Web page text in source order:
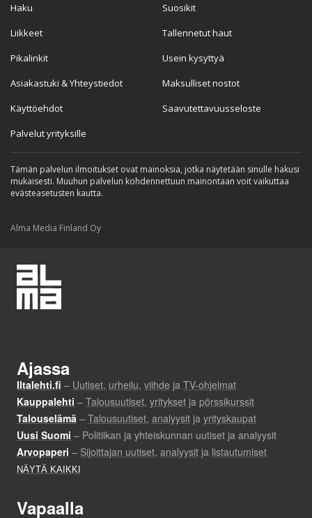
Haku
Liikkeet
Pikalinkit
Asiakastuki & Yhteystiedot
Käyttöehdot
Palvelut yrityksille
Suosikit
Tallennetut haut
Usein kysyttyä
Maksulliset nostot
Saavutettavuusseloste
Tämän palvelun ilmoitukset ovat mainoksia, jotka näytetään sinulle hakusi
mukaisesti. Muuhun palvelun kohdennettuun mainontaan voit vaikuttaa
evästeasetusten kautta.
Alma Media Finland Oy